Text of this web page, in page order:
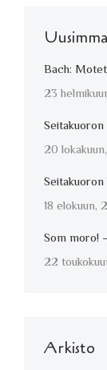
Bach:
23
20
Seitakuoron
18 elokuun,
Som moro!
22
Arkisto